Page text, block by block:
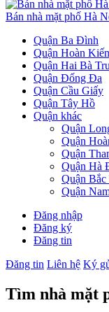
Bán nhà mặt phố Hà
Quận Ba Đình
Quận Hoàn
Quận Hai Bà
Quận Đống Đa
Quận Cầu Giấy
Quận Tây Hồ
Quận khác
Quận
Quận
Quận
Quận Hà
Quận
Quận
Đăng nhập
Đăng ký
Đăng tin
Đăng tin Liên hệ Ký
Tìm nhà mặt